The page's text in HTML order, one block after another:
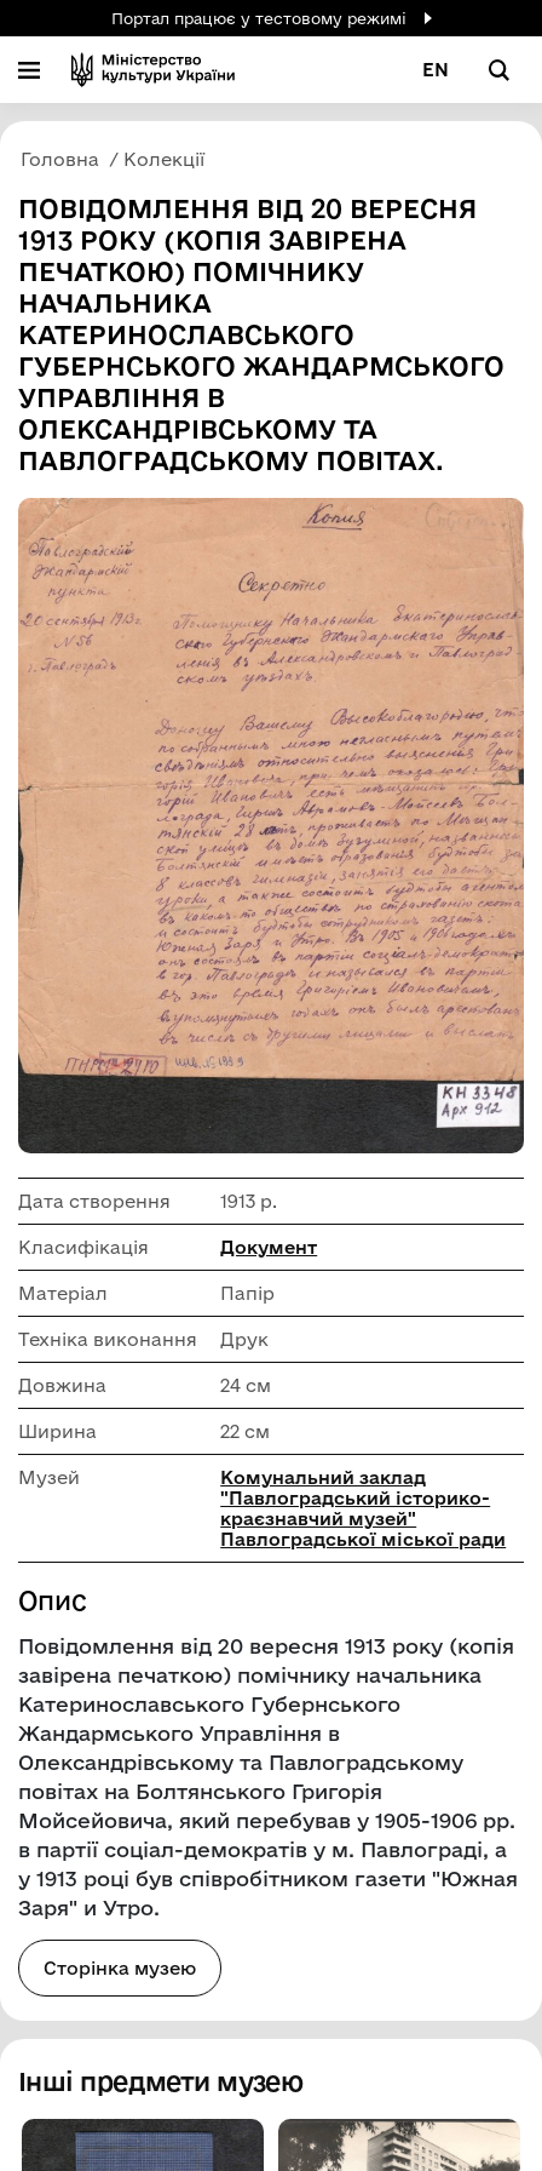
Портал працює у тестовому режимі
EN
Головна Колекції
ПОВІДОМЛЕННЯ ВІД 20 ВЕРЕСНЯ
1913 РОКУ (КОПІЯ ЗАВІРЕНА
ПЕЧАТКОЮ) ПОМІЧНИКУ
НАЧАЛЬНИКА
КАТЕРИНОСЛАВСЬКОГО
ГУБЕРНСЬКОГО ЖАНДАРМСЬКОГО
УПРАВЛІННЯ В
ОЛЕКСАНДРІВСЬКОМУ ТА
ПАВЛОГРАДСЬКОМУ ПОВІТАХ.
Дата створення 1913 р.
Класифікація Документ
Матеріал Папір
Техніка виконання Друк
Довжина 24 см
Ширина 22 см
Музей
Комунальний заклад
"Павлоградський історико-
краєзнавчий музей"
Павлоградської міської ради
Опис
Повідомлення від 20 вересня 1913 року (копія
завірена печаткою) помічнику начальника
Катеринославського Губернського
Жандармського Управління в
Олександрівському та Павлоградському
повітах на Болтянського Григорія
Мойсейовича, який перебував у 1905-1906 рр.
в партії соціал-демократів у м. Павлограді, а
у 1913 році був співробітником газети "Южная
Заря" и Утро.
Сторінка музею
Інші предмети музею